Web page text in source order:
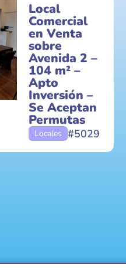
Local
Comercial
en Venta
sobre
Avenida 2 –
104 m² –
Apto
Inversión –
Se Aceptan
Permutas
Locales #5029